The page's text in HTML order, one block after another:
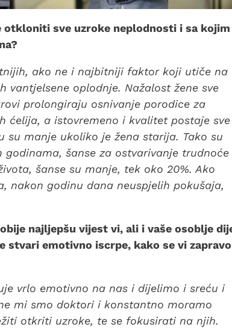
otkloniti sve uzroke neplodnosti i sa kojim
ako ne i najbitniji faktor koji utiče na
oplodnje. Nažalost žene sve
prolongiraju osnivanje porodice za
ćelija, a istovremeno i kvalitet postaje sve
su manje ukoliko je žena starija. Tako su
šanse za ostvarivanje trudnoće
šanse su manje, tek oko 20%. Ako
nakon godinu dana neuspjelih pokušaja,
najljepšu vijest vi, ali i vaše osoblje
stvari emotivno iscrpe, kako se vi zapravo
vrlo emotivno na nas i dijelimo i sreću i
mi smo doktori i konstantno moramo
otkriti uzroke, te se fokusirati na njih.